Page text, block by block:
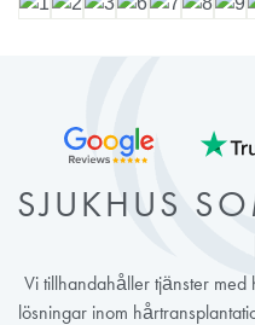
SJUKHUS
Vi tillhandahåller tjänster
lösningar inom